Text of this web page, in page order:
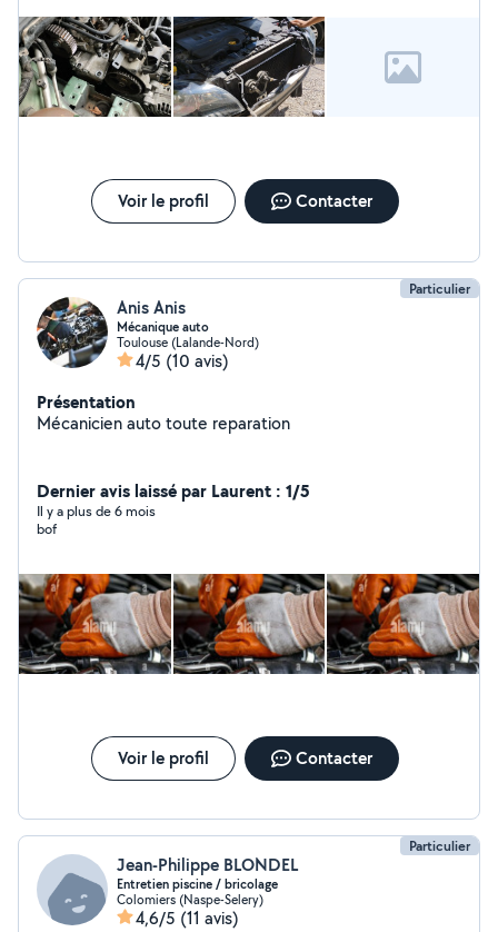
Voir le profil Contacter
Particulier
Anis Anis
Mécanique auto
Toulouse (Lalande-Nord)
4/5 (10 avis)
Présentation
Mécanicien auto toute reparation
Dernier avis laissé par Laurent : 1/5
Il y a plus de 6 mois
bof
Voir le profil Contacter
Particulier
Jean-Philippe BLONDEL
Entretien piscine / bricolage
Colomiers (Naspe-Selery)
4,6/5 (11 avis)